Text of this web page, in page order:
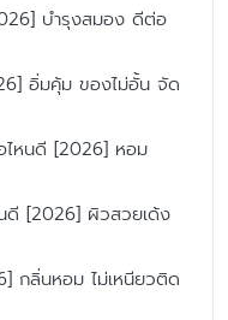
บำรุงสมอง ดีต่อ
อิ่มคุ้ม ของไม่อั้น จัด
ไหนดี [2026] หอม
ดี [2026] ผิวสวยเด้ง
กลิ่นหอม ไม่เหนียวติด